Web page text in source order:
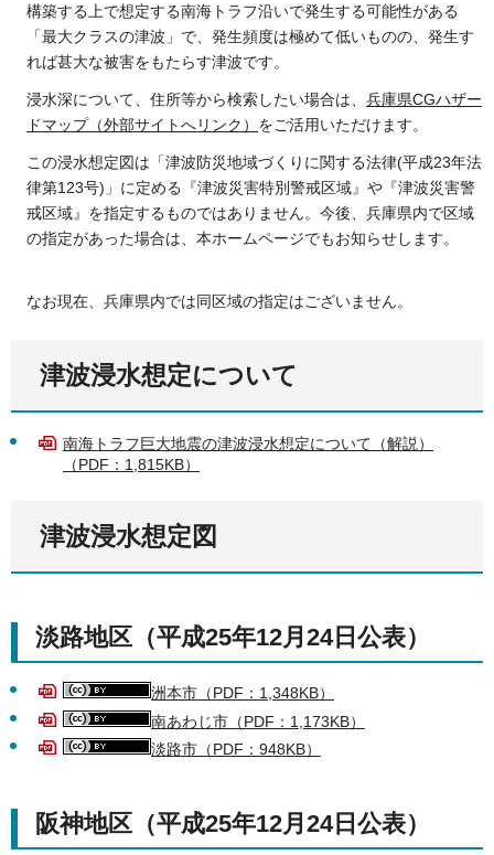
構築する上で想定する南海トラフ沿いで発生する可能性がある
「最大クラスの津波」で、発生頻度は極めて低いものの、発生す
れば甚大な被害をもたらす津波です。
浸水深について、住所等から検索したい場合は、 兵庫県CGハザー
ドマップ（外部サイトへリンク） をご活用いただけます。
この浸水想定図は「津波防災地域づくりに関する法律(平成23年法
律第123号)」に定める『津波災害特別警戒区域』や『津波災害警
戒区域』を指定するものではありません。今後、兵庫県内で区域
の指定があった場合は、本ホームページでもお知らせします。
なお現在、兵庫県内では同区域の指定はございません。
津波浸水想定について
南海トラフ巨大地震の津波浸水想定について（解説）
（PDF：1,815KB）
津波浸水想定図
淡路地区（平成25年12月24日公表）
洲本市（PDF：1,348KB）
南あわじ市（PDF：1,173KB）
淡路市（PDF：948KB）
阪神地区（平成25年12月24日公表）